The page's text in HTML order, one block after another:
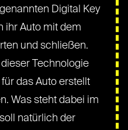
Digital Key
ihr Auto mit dem
und schließen.
Technologie
das Auto erstellt
Was steht dabei im
natürlich der